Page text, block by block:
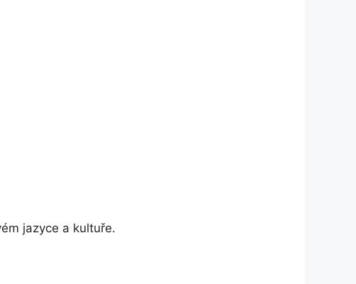
jazyce a kultuře.